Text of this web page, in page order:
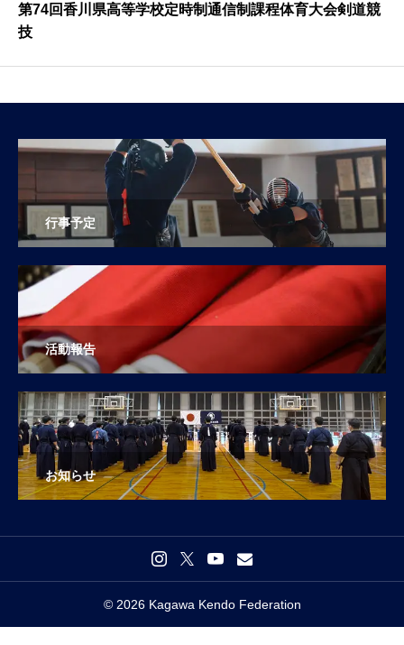
第74回香川県高等学校定時制通信制課程体育大会剣道競
技
行事予定
活動報告
お知らせ
© 2026 Kagawa Kendo Federation